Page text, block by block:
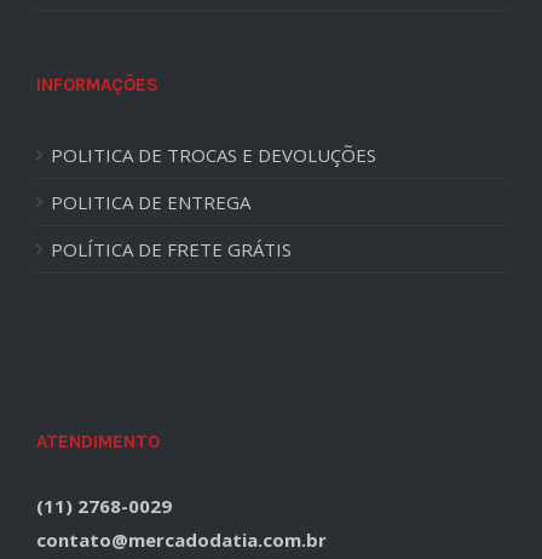
INFORMAÇÕES
POLITICA DE TROCAS E DEVOLUÇÕES
POLITICA DE ENTREGA
POLÍTICA DE FRETE GRÁTIS
ATENDIMENTO
(11) 2768-0029
contato@mercadodatia.com.br